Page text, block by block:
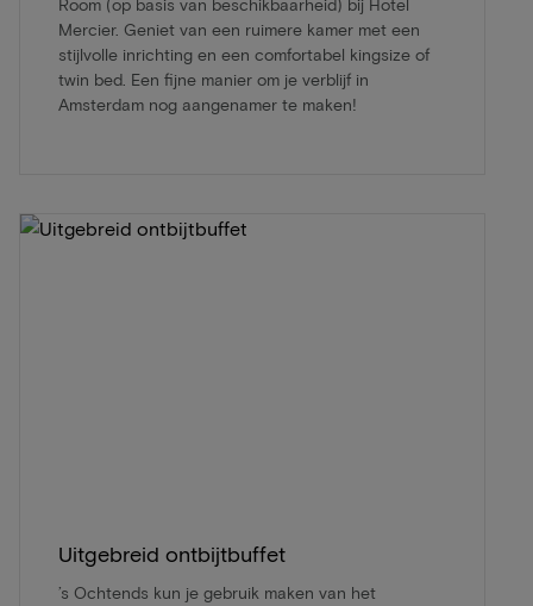
Mercier. Geniet van een ruimere kamer met een
stijlvolle inrichting en een comfortabel kingsize of
twin bed. Een fijne manier om je verblijf in
Amsterdam nog aangenamer te maken!
Uitgebreid ontbijtbuffet
’s Ochtends kun je gebruik maken van het